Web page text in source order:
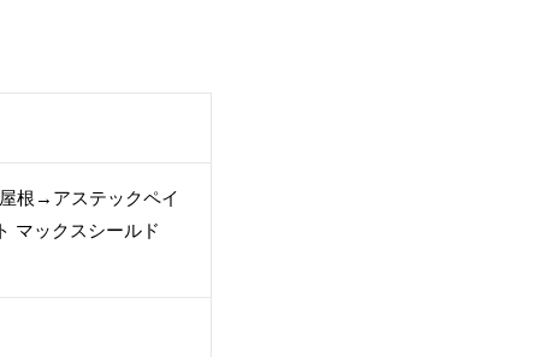
根→アステックペイ
マックスシールド